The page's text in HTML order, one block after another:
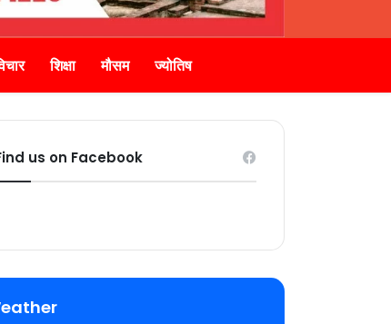
शिक्षा मौसम ज्योतिष
us on Facebook